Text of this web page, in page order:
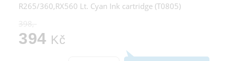
R265/360,RX560 Lt. Cyan Ink cartridge (T0805)
398,-
394 Kč